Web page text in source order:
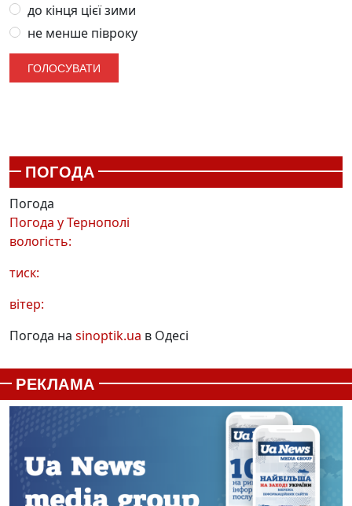
до кінця цієї зими
не менше півроку
ПОГОДА
Погода
Погода уТернополі
вологість:
тиск:
вітер:
Погода на sinoptik.ua в Одесі
РЕКЛАМА